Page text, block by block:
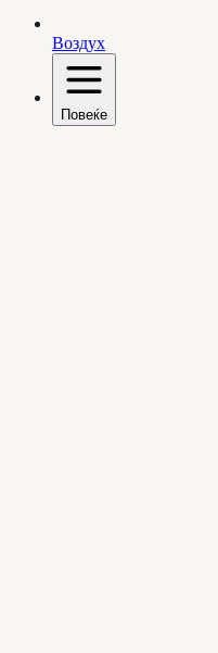
Воздух
Повеќе